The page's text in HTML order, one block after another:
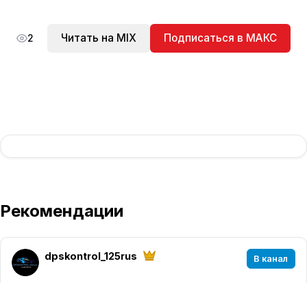
2 Читать на MIX Подписаться в МАКС
Рекомендации
dpskontrol_125rus В канал